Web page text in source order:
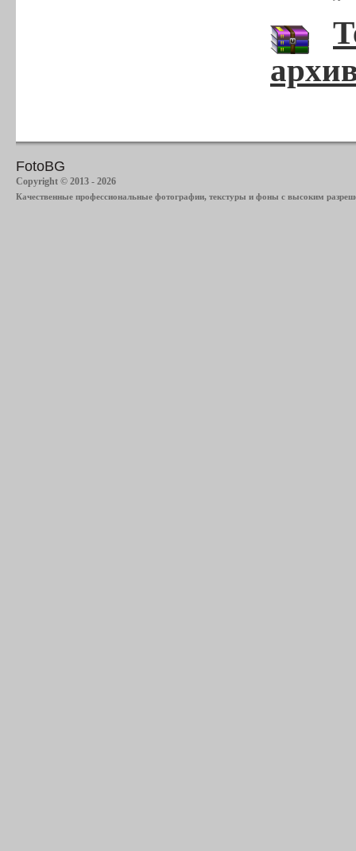
FotoBG
Copyright © 2013 - 2026
Качественные профессиональные фотографии, текстуры и фоны с высоким